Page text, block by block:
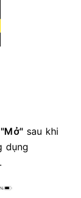
"Mở" sau khi
dụng
.